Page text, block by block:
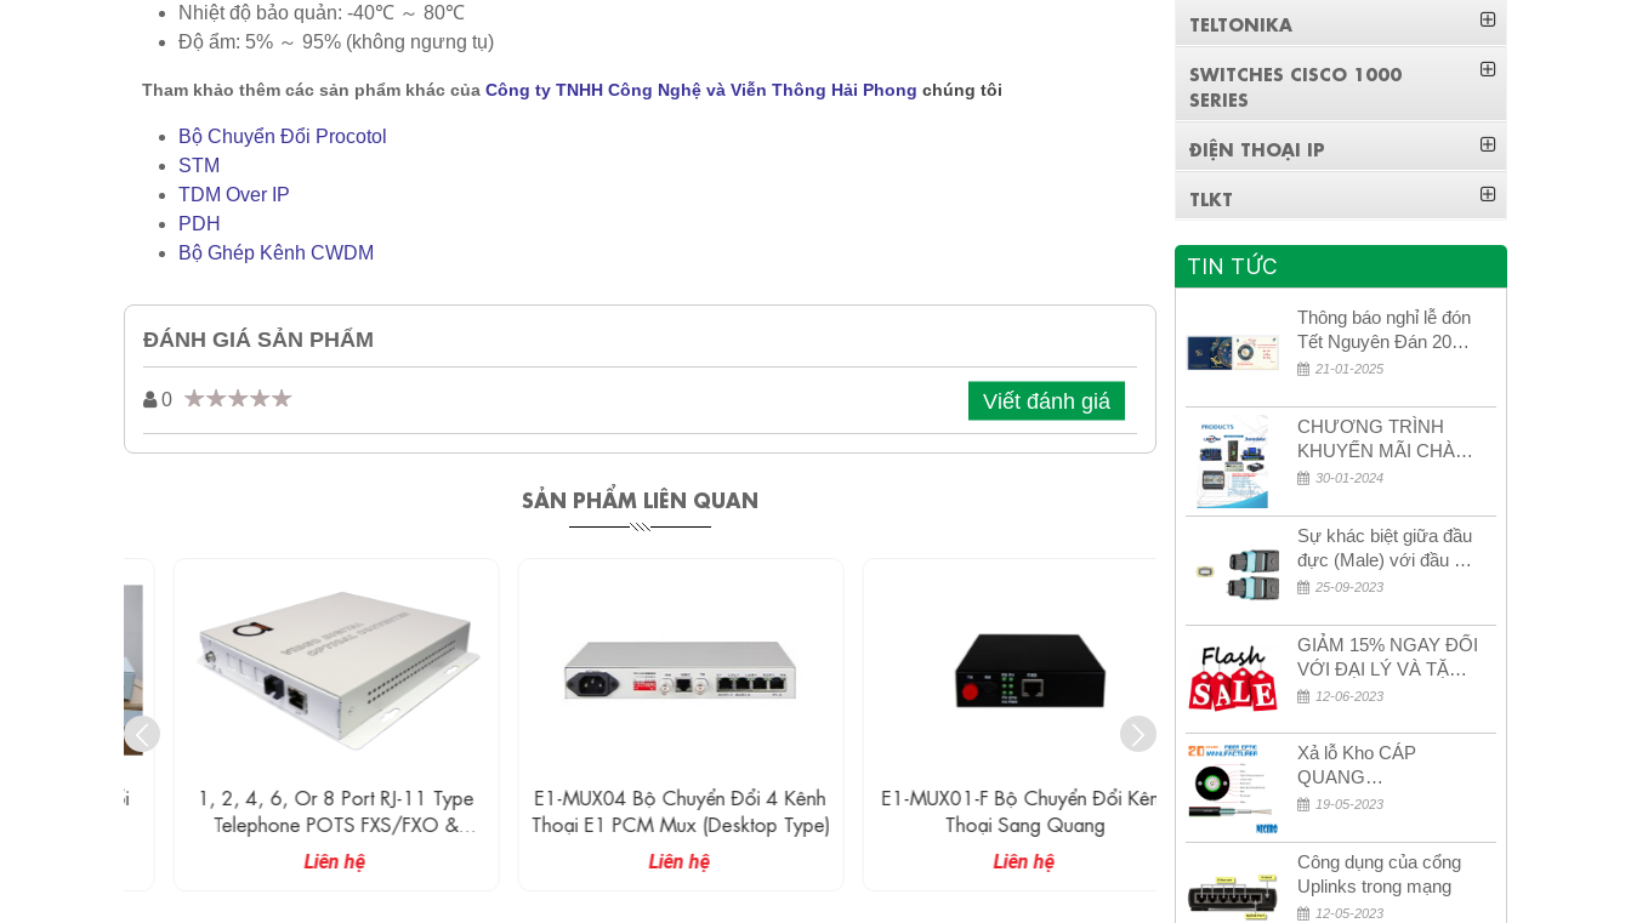
Nhiệt độ bảo quản: -40℃ ～ 80℃
Độ ẩm: 5% ～ 95% (không ngưng tụ)
Tham khảo thêm các sản phẩm khác của Công ty TNHH Công Nghệ và Viễn Thông Hải Phong chúng tôi
Bộ Chuyển Đổi Procotol
STM
TDM Over IP
PDH
Bộ Ghép Kênh CWDM
ĐÁNH GIÁ SẢN PHẨM
0 Viết đánh giá
SẢN PHẨM LIÊN QUAN
1, 2, 4, 6, Or 8 Port RJ-11 Type
Telephone POTS FXS/FXO &
Ethernet 10/100 To Fiber Optic
Converter
Liên hệ
E1-MUX04 Bộ Chuyển Đổi 4 Kênh
Thoại E1 PCM Mux (Desktop Type)
Liên hệ
E1-MUX01-F Bộ Chuyển Đổi Kênh
Thoại Sang Quang
Liên hệ
E1-MUX16 UPCOM Bộ Chuyển Đổi
Âm Thanh 16 Kênh E1 PCM Mux
(19 Inch)
Liên hệ
TELTONIKA
SWITCHES CISCO 1000
SERIES
ĐIỆN THOẠI IP
TLKT
TIN TỨC
Thông báo nghỉ lễ đón
Tết Nguyên Đán 2026
– Xuân Bính Ngọ!
21-01-2025
CHƯƠNG TRÌNH
KHUYẾN MÃI CHÀO
MỪNG NĂM MỚI
30-01-2024
Sự khác biệt giữa đầu
đực (Male) với đầu cái
(Female) trong bộ đầu
25-09-2023
GIẢM 15% NGAY ĐỐI
VỚI ĐẠI LÝ VÀ TẶNG
QUÀ KHÁCH HÀNG
12-06-2023
Xả lỗ Kho CÁP
QUANG
MULTIMODE CÁP
MULTIMODE 4-8-12-
24Fo SỢI OM1-OM2-
OM3 Siêu Rẻ 5k
19-05-2023
Công dụng của cổng
Uplinks trong mạng
12-05-2023